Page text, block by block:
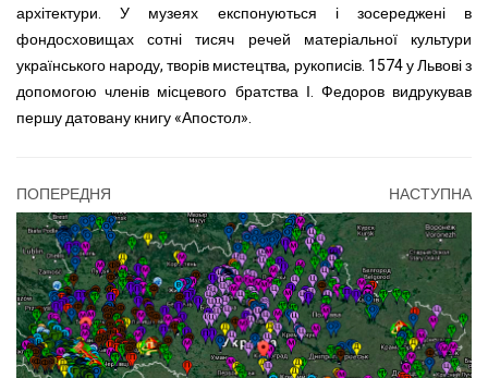
архітектури. У музеях експонуються і зосереджені в
фондосховищах сотні тисяч речей матеріальної культури
українського народу, творів мистецтва, рукописів. 1574 у Львові з
допомогою членів місцевого братства І. Федоров видрукував
першу датовану книгу «Апостол».
ПОПЕРЕДНЯ НАСТУПНА